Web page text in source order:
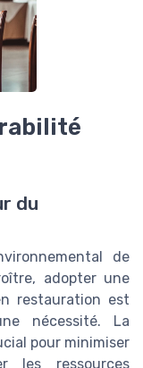
du
de
adopter une
restauration est
nécessité. La
pour minimiser
les ressources